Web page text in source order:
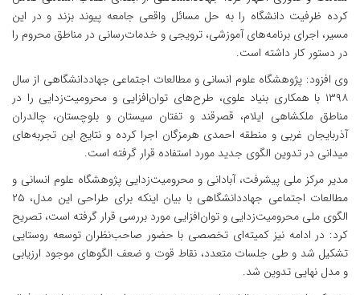
کرده ظرفیت دانشگاه را به حل مسائل واقعی جامعه پیوند بزند و در این
مسیر، اجرای برنامه‌های آموزشی، ترویجی و خدمات‌رسانی در مناطق محروم را
در دستور کار داشته است.
وی افزود: پژوهشگاه علوم انسانی و مطالعات اجتماعی جهاددانشگاهی از سال
۱۳۹۸ با همکاری بنیاد علوی، طرح‌های توان‌افزایی و محرومیت‌زدایی را در
مناطق ملکشاهی ایلام، قصرقند و تفتان سیستان و بلوچستان، چالدران
آذربایجان غربی و منطقه احمدی هرمزگان اجرا کرده و نتایج این تجربه‌های
میدانی در تدوین الگوی جدید مورد استفاده قرار گرفته است.
مدیر مرکز ملی پیشرفت، آبادانی و محرومیت‌زدایی پژوهشگاه علوم انسانی و
مطالعات اجتماعی جهاددانشگاهی با بیان اینکه برای طراحی این مدل، ۲۵
الگوی ملی محرومیت‌زدایی و توان‌افزایی مورد بررسی قرار گرفته است، تصریح
کرد: در ادامه نیز کمیته‌ای تخصصی با حضور صاحب‌نظران توسعه روستایی
تشکیل شد و طی جلسات متعدد، نقاط قوت و ضعف الگوهای موجود ارزیابی
و مدل نهایی تدوین شد.